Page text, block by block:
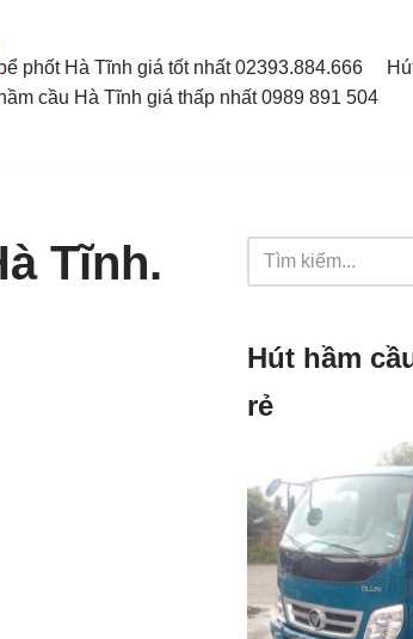
phốt Hà Tĩnh giá tốt nhất 02393.884.666
cầu Hà Tĩnh giá thấp nhất 0989 891 504
Tĩnh.
Hút hầm
rẻ